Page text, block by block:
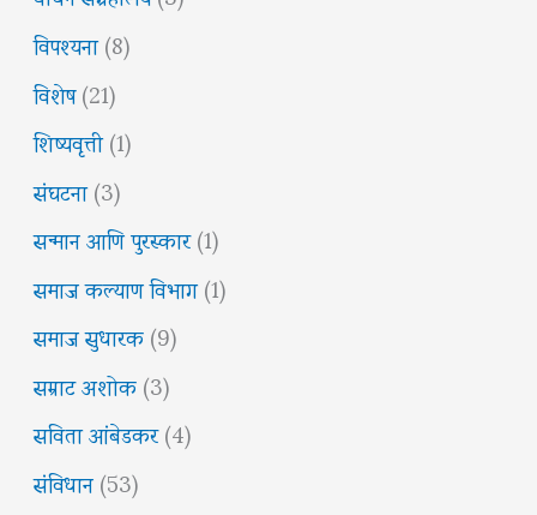
विपश्यना(8)
विशेष(21)
शिष्यवृत्ती(1)
संघटना(3)
सन्मान आणि पुरस्कार(1)
समाज कल्याण विभाग(1)
समाज सुधारक(9)
सम्राट अशोक(3)
सविता आंबेडकर(4)
संविधान(53)